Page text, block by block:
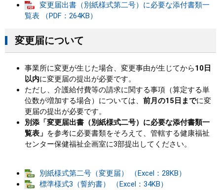
変更届出書（別紙様式第二号）に必要な添付書類一
覧表 （PDF：264KB）
変更届について
事業所に変更が生じた場合、変更事由が生じてから10日
以内に変更届の提出が必要です。
ただし、介護給付費等の請求に関する事項（算定する単
位数が増加する場合）については、 前月の15日までに変
更届の提出が必要です。
別添「変更届出書（別紙様式二号）に必要な添付書類一
覧表」 を参考に必要書類をそろえて、管轄する健康福祉
センター保健福祉企画室に3部提出してください。
別紙様式第二号（変更届） （Excel：28KB）
標準様式3（誓約書） （Excel：34KB）